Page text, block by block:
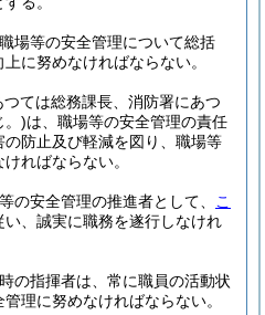
場等の安全管理について総括
に努めなければならない。
ては総務課長、消防署にあつ
。)は、職場等の安全管理の責任
防止及び軽減を図り、職場等
ればならない。
の安全管理の推進者として、
こ
、誠実に職務を遂行しなけれ
の指揮者は、常に職員の活動状
理に努めなければならない。